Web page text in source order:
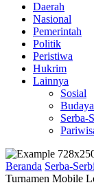
Daerah
Nasional
Pemerintah
Politik
Peristiwa
Hukrim
Lainnya
Sosial
Budaya
Serba-
Beranda Serba-Serbi
Turnamen Mobile